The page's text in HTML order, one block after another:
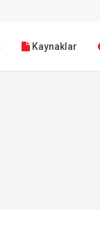
Kaynaklar